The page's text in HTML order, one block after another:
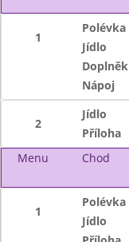
1
Polévka
Jídlo
Doplněk
Nápoj
2
Jídlo
Příloha
Menu
Chod
1
Polévka
Jídlo